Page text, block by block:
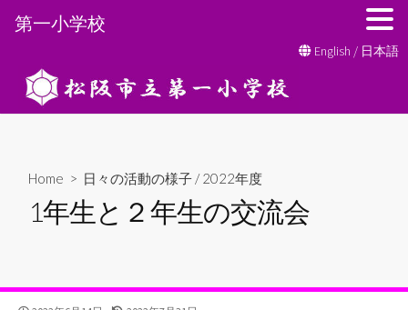
ン
English / 日本語
Home > 日々の活動の様子 /2022年度
1年生と２年生の交流会
第一小学校